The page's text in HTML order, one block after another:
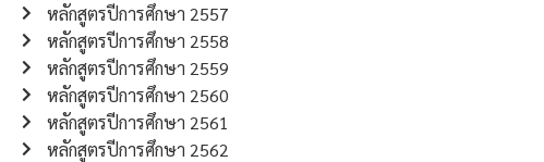
หลักสูตรปีการศึกษา 2557
หลักสูตรปีการศึกษา 2558
หลักสูตรปีการศึกษา 2559
หลักสูตรปีการศึกษา 2560
หลักสูตรปีการศึกษา 2561
หลักสูตรปีการศึกษา 2562